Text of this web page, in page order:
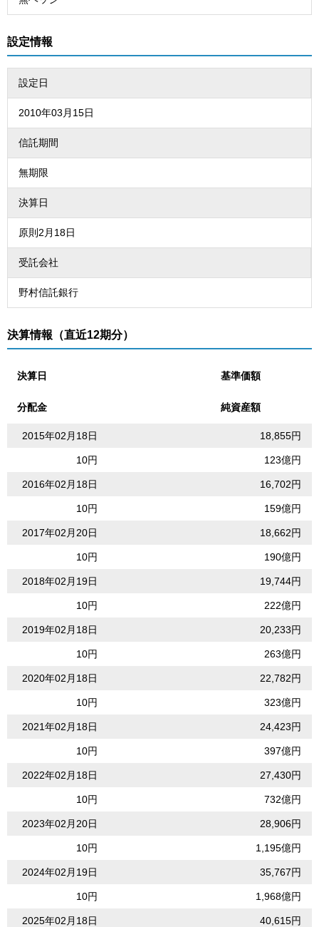
設定情報
設定日
2010年03月15日
信託期間
無期限
決算日
原則2月18日
受託会社
野村信託銀行
決算情報（直近12期分）
決算日 基準価額
分配金 純資産額
2015年02月18日 18,855円
10円 123億円
2016年02月18日 16,702円
10円 159億円
2017年02月20日 18,662円
10円 190億円
2018年02月19日 19,744円
10円 222億円
2019年02月18日 20,233円
10円 263億円
2020年02月18日 22,782円
10円 323億円
2021年02月18日 24,423円
10円 397億円
2022年02月18日 27,430円
10円 732億円
2023年02月20日 28,906円
10円 1,195億円
2024年02月19日 35,767円
10円 1,968億円
2025年02月18日 40,615円